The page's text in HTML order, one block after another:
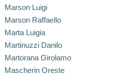
Marson Luigi
Marson Raffaello
Marta Luigia
Martinuzzi Danilo
Martorana Girolamo
Mascherin Oreste